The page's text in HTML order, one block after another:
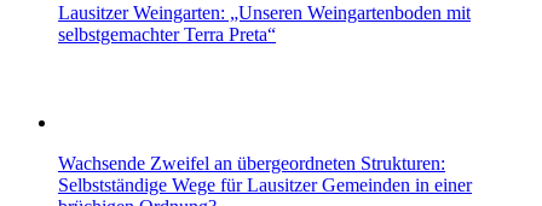
Lausitzer Weingarten: „Unseren Weingartenboden mit
selbstgemachter Terra Preta“
Wachsende Zweifel an übergeordneten Strukturen:
Selbstständige Wege für Lausitzer Gemeinden in einer